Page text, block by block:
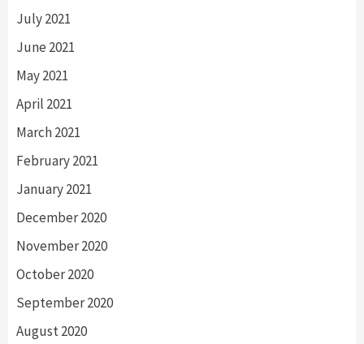
July 2021
June 2021
May 2021
April 2021
March 2021
February 2021
January 2021
December 2020
November 2020
October 2020
September 2020
August 2020